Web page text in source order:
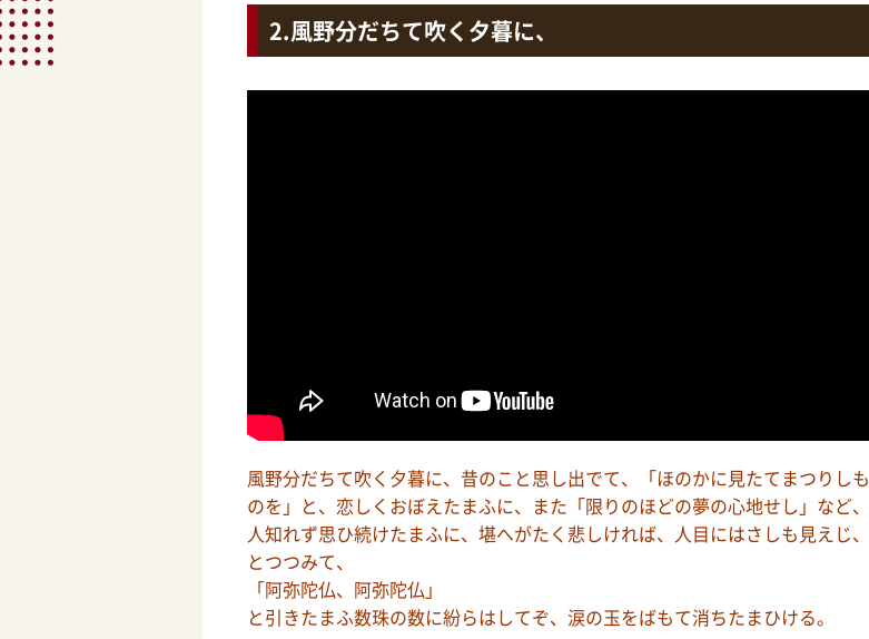
風野分だちて吹く夕暮に、
風野分だちて吹く夕暮に、昔のこと思し出でて、「ほのかに見たてまつりしも
のを」と、恋しくおぼえたまふに、また「限りのほどの夢の心地せし」など、
人知れず思ひ続けたまふに、堪へがたく悲しければ、人目にはさしも見えじ、
とつつみて、
「阿弥陀仏、阿弥陀仏」
と引きたまふ数珠の数に紛らはしてぞ、涙の玉をばもて消ちたまひける。